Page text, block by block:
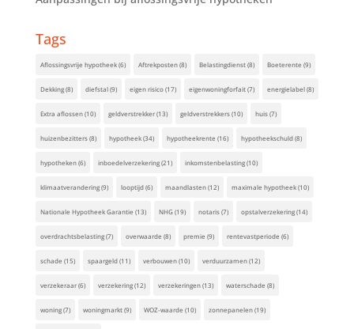
Tags
Aflossingsvrije hypotheek(6) Aftrekposten(8) Belastingdienst(8) Boeterente (9)
Dekking(8) diefstal(9) eigen risico(17) eigenwoningforfait(7) energielabel(8)
Extra aflossen(10) geldverstrekker(13) geldverstrekkers(10) huis(7)
huizenbezitters(8) hypotheek(34) hypotheekrente (16) hypotheekschuld(8)
hypotheken(6) inboedelverzekering(21) inkomstenbelasting(10)
klimaatverandering(9) looptijd(6) maandlasten(12) maximale hypotheek(10)
Nationale Hypotheek Garantie (13) NHG(19) notaris(7) opstalverzekering(14)
overdrachtsbelasting(7) overwaarde (8) premie (9) rentevastperiode (6)
schade (15) spaargeld(11) verbouwen(10) verduurzamen(12)
verzekeraar(6) verzekering(12) verzekeringen(13) waterschade (8)
woning(7) woningmarkt(9) WOZ-waarde (10) zonnepanelen(19)